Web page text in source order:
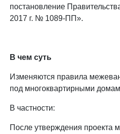
постановление
2017 г. № 1089-ПП».
В чем суть
Изменяются правила
под многоквартирными
В частности:
После утверждения проекта